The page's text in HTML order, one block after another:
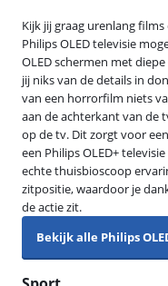
Kijk jij graag urenlang films
Philips OLED televisie
OLED schermen met
jij niks van de details in
van een horrorfilm niets
aan de achterkant van de
op de tv. Dit zorgt voor
een Philips OLED+
echte thuisbioscoop
zitpositie, waardoor je
de actie zit.
Bekijk alle Philips